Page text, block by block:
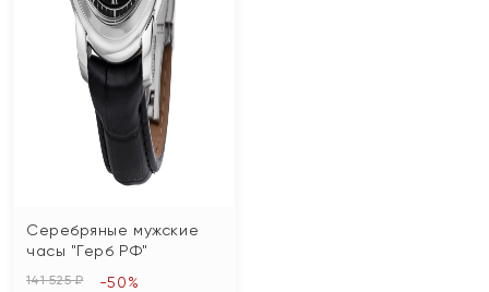
Серебряные мужские
часы "Герб РФ"
141 525 ₽ -50%